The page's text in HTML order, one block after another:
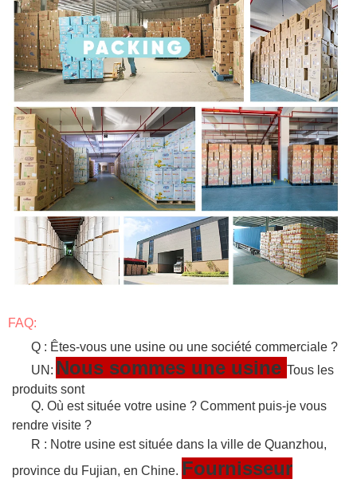
FAQ:
Q : Êtes-vous une usine ou une société commerciale ?
UN: Nous sommes une usine Tous les
produits sont
Q. Où est située votre usine ? Comment puis-je vous
rendre visite ?
R : Notre usine est située dans la ville de Quanzhou,
province du Fujian, en Chine. Fournisseur